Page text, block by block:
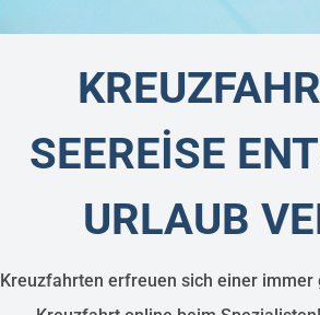
SEEREİSE
URLAUB
Kreuzfahrten erfreuen sich einer